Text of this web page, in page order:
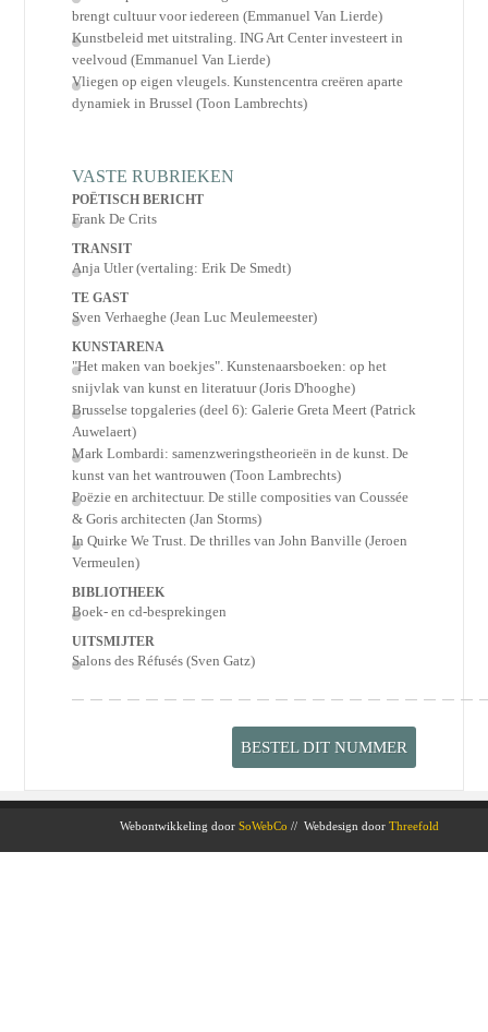
brengt cultuur voor iedereen (Emmanuel Van Lierde)
Kunstbeleid met uitstraling. ING Art Center investeert in
veelvoud (Emmanuel Van Lierde)
Vliegen op eigen vleugels. Kunstencentra creëren aparte
dynamiek in Brussel (Toon Lambrechts)
VASTE RUBRIEKEN
POËTISCH BERICHT
Frank De Crits
TRANSIT
Anja Utler (vertaling: Erik De Smedt)
TE GAST
Sven Verhaeghe (Jean Luc Meulemeester)
KUNSTARENA
"Het maken van boekjes". Kunstenaarsboeken: op het
snijvlak van kunst en literatuur (Joris D'hooghe)
Brusselse topgaleries (deel 6): Galerie Greta Meert (Patrick
Auwelaert)
Mark Lombardi: samenzweringstheorieën in de kunst. De
kunst van het wantrouwen (Toon Lambrechts)
Poëzie en architectuur. De stille composities van Coussée
& Goris architecten (Jan Storms)
In Quirke We Trust. De thrilles van John Banville (Jeroen
Vermeulen)
BIBLIOTHEEK
Boek- en cd-besprekingen
UITSMIJTER
Salons des Réfusés (Sven Gatz)
BESTEL DIT NUMMER
Webontwikkeling doorSoWebCo // Webdesign doorThreefold